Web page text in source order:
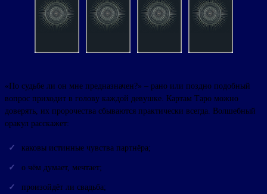
«По судьбе ли он мне предназначен?» – рано или поздно подобный
вопрос приходит в голову каждой девушке. Картам Таро можно
доверять, их пророчества сбываются практически всегда. Волшебный
оракул расскажет:
каковы истинные чувства партнёра;
о чём думает, мечтает;
произойдёт ли свадьба;